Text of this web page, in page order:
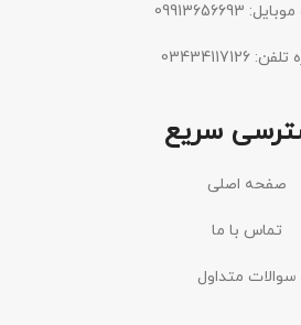
09913656693
03434117126
سریع
صفحه اصلی
تماس با ما
سوالات متداول